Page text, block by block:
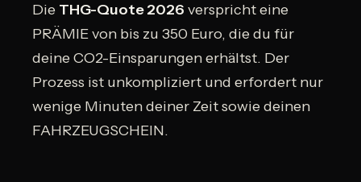
Die THG-Quote 2026 verspricht eine
PRÄMIE von bis zu 350 Euro, die du für
deine CO2-Einsparungen erhältst. Der
Prozess ist unkompliziert und erfordert nur
wenige Minuten deiner Zeit sowie deinen
FAHRZEUGSCHEIN.